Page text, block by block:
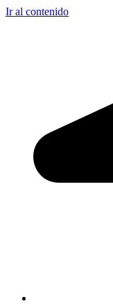
Ir al contenido